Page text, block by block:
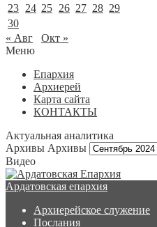
23 24 25 26 27 28 29
30
« Авг
Окт »
Меню
Епархия
Архиерей
Карта сайта
КОНТАКТЫ
Актуальная аналитика
Архивы Архивы
Видео
Ардатовская епархия
Архиерейское служение
Послания